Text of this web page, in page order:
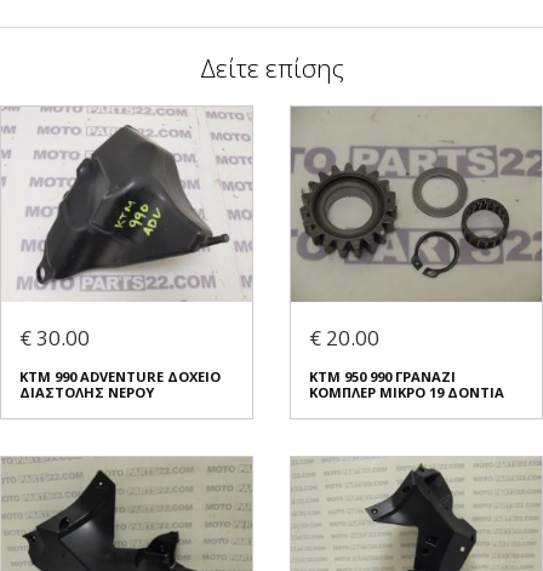
Δείτε επίσης
€ 30.00
KTM 990 ADVENTURE ΔΟΧΕΙΟ
ΔΙΑΣΤΟΛΗΣ ΝΕΡΟΥ
€ 20.00
KTM 950 990 ΓΡΑΝΑΖΙ
ΚΟΜΠΛΕΡ ΜΙΚΡΟ 19 ΔΟΝΤΙΑ